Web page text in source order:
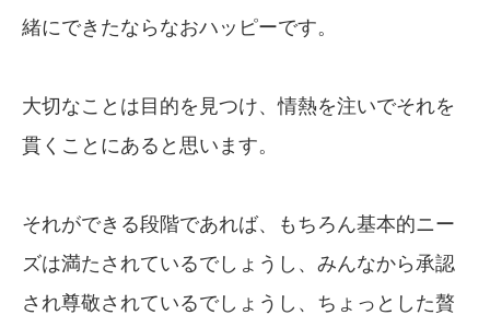
緒にできたならなおハッピーです。
大切なことは目的を見つけ、情熱を注いでそれを
貫くことにあると思います。
それができる段階であれば、もちろん基本的ニー
ズは満たされているでしょうし、みんなから承認
され尊敬されているでしょうし、ちょっとした贅